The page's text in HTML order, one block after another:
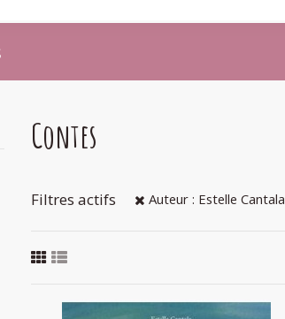
Contes
Filtres actifs Auteur : Estelle Cantala